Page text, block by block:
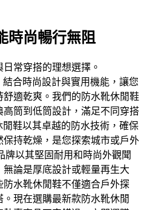
時尚暢行無阻
常穿搭的理想選擇。
合時尚設計與實用機能，讓您
適乾爽。我們的防水靴休閒鞋
筒到低筒設計，滿足不同穿搭
鞋以其卓越的防水技術，確保
持乾燥，是您探索城市或戶外
以其堅固耐用和時尚外觀聞
論是厚底設計或輕量再生大
水靴休閒鞋不僅適合戶外探
現在選購最新款防水靴休閒